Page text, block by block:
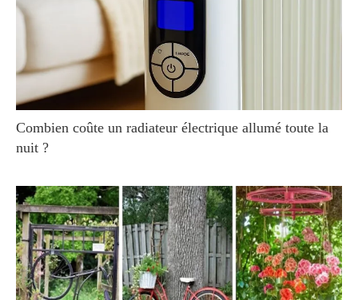
Combien coûte un radiateur électrique allumé toute la
nuit ?